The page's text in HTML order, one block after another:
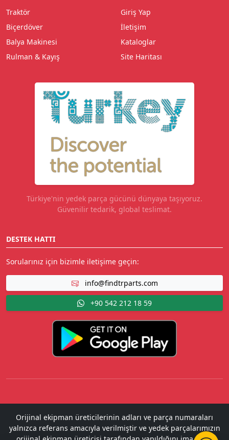
Traktör
Biçerdöver
Balya Makinesi
Rulman & Kayış
Giriş Yap
İletişim
Kataloglar
Site Haritası
Türkiye'nin yedek parça gücünü dünyaya taşıyoruz.
Güvenilir tedarik, global teslimat.
DESTEK HATTI
Sorularınız için bizimle iletişime geçin:
info@findtrparts.com
+90 542 212 18 59
Orijinal ekipman üreticilerinin adları ve parça numaraları
yalnızca referans amacıyla verilmiştir ve yedek parçalarımızın